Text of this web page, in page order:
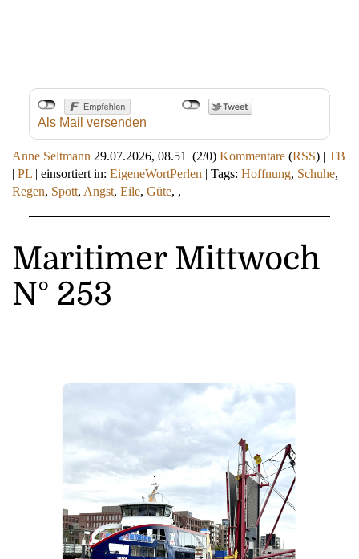
Als Mail versenden
Anne Seltmann 29.07.2026, 08.51 | (2/0) Kommentare (RSS) | TB
| PL | einsortiert in: EigeneWortPerlen | Tags: Hoffnung, Schuhe,
Regen, Spott, Angst, Eile, Güte, ,
Maritimer Mittwoch
N° 253